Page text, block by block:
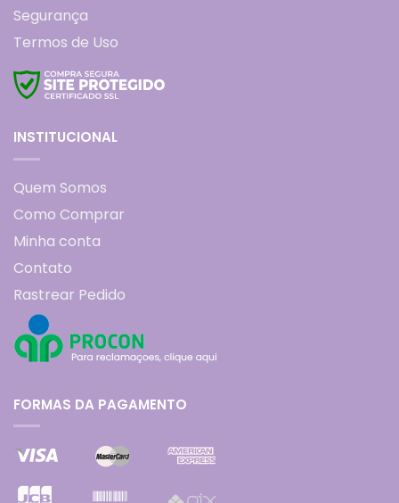
Segurança
Termos de Uso
INSTITUCIONAL
Quem Somos
Como Comprar
Minha conta
Contato
Rastrear Pedido
FORMAS DA PAGAMENTO